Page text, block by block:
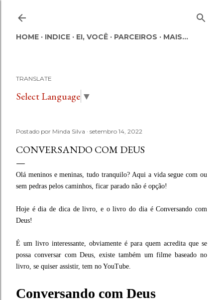
HOME INDICE EI, VOCÊ PARCEIROS MAIS…
TRANSLATE
Select Language ▼
Postado por Minda Silva setembro 14, 2022
CONVERSANDO COM DEUS
Olá meninos e meninas, tudo tranquilo? Aqui a vida segue com ou
sem pedras pelos caminhos, ficar parado não é opção!
Hoje é dia de dica de livro, e o livro do dia é Conversando com
Deus!
É um livro interessante, obviamente é para quem acredita que se
possa conversar com Deus, existe também um filme baseado no
livro, se quiser assistir, tem no YouTube.
Conversando com Deus